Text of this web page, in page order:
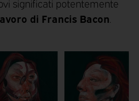
significati potentemente
di Francis Bacon